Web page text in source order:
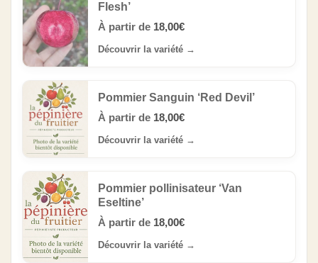
Flesh’
À partir de 18,00€
Découvrir la variété →
Pommier Sanguin ‘Red Devil’
À partir de 18,00€
Découvrir la variété →
Pommier pollinisateur ‘Van
Eseltine’
À partir de 18,00€
Découvrir la variété →